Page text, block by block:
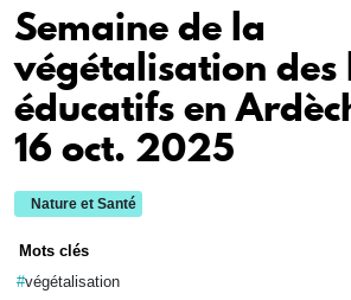
Semaine de la
végétalisation des
éducatifs en
16 oct. 2025
Nature et Santé
Mots clés
végétalisation